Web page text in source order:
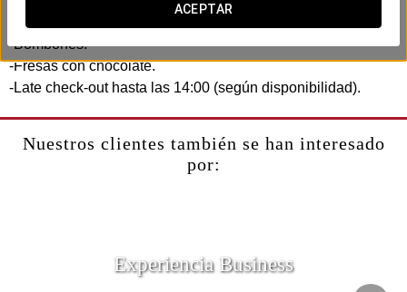
ACEPTAR
Incluye:
-Bombones.
-Fresas con chocolate.
-Late check-out hasta las 14:00 (según disponibilidad).
Nuestros clientes también se han interesado
por:
Experiencia Business